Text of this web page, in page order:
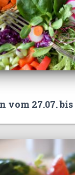
vom 27.07. bis